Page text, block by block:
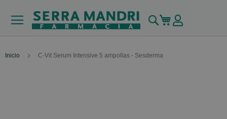
Buscar
Mi carrito
Inicio C-Vit Serum Intensive 5 ampollas - Sesderma